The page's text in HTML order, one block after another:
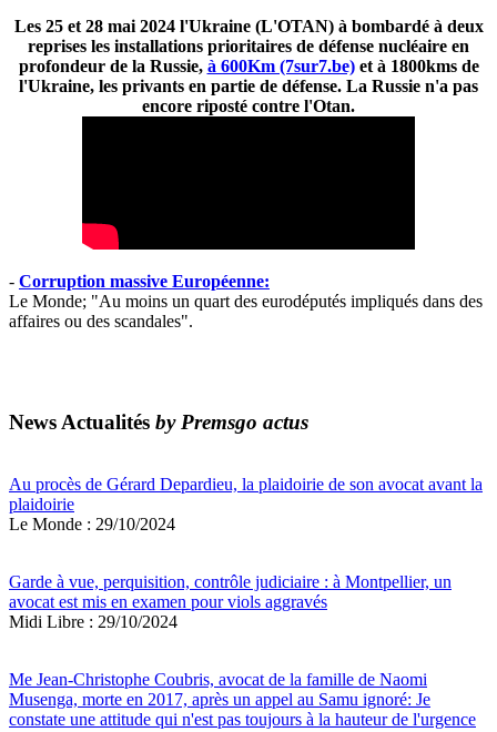
Les 25 et 28 mai 2024 l'Ukraine (L'OTAN) à bombardé à deux
reprises les installations prioritaires de défense nucléaire en
profondeur de la Russie, à 600Km (7sur7.be)et à 1800kms de
l'Ukraine, les privants en partie de défense. La Russie n'a pas
encore riposté contre l'Otan.
- Corruption massive Européenne:
Le Monde; "Au moins un quart des eurodéputés impliqués dans des
affaires ou des scandales".
News Actualités by Premsgo actus
Au procès de Gérard Depardieu, la plaidoirie de son avocat avant la
plaidoirie
Le Monde : 29/10/2024
Garde à vue, perquisition, contrôle judiciaire : à Montpellier, un
avocat est mis en examen pour viols aggravés
Midi Libre : 29/10/2024
Me Jean-Christophe Coubris, avocat de la famille de Naomi
Musenga, morte en 2017, après un appel au Samu ignoré: Je
constate une attitude qui n'est pas toujours à la hauteur de l'urgence